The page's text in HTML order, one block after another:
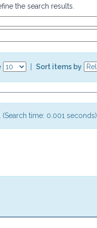
the search results.
Sort items by
(Search time: 0.001 seconds).